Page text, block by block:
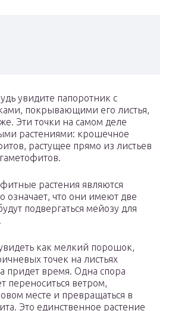
увидите папоротник с
покрывающими его листья,
Эти точки на самом деле
растениями: крошечное
растущее прямо из листьев
растения являются
означает, что они имеют две
подвергаться мейозу для
как мелкий порошок,
точек на листьях
придет время. Одна спора
переноситься ветром,
месте и превращаться в
Это единственное растение